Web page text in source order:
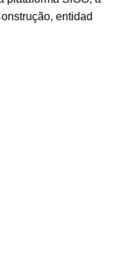
entidad